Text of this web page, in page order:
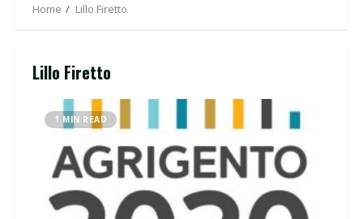
Home Lillo Firetto
Lillo Firetto
1 MIN READ